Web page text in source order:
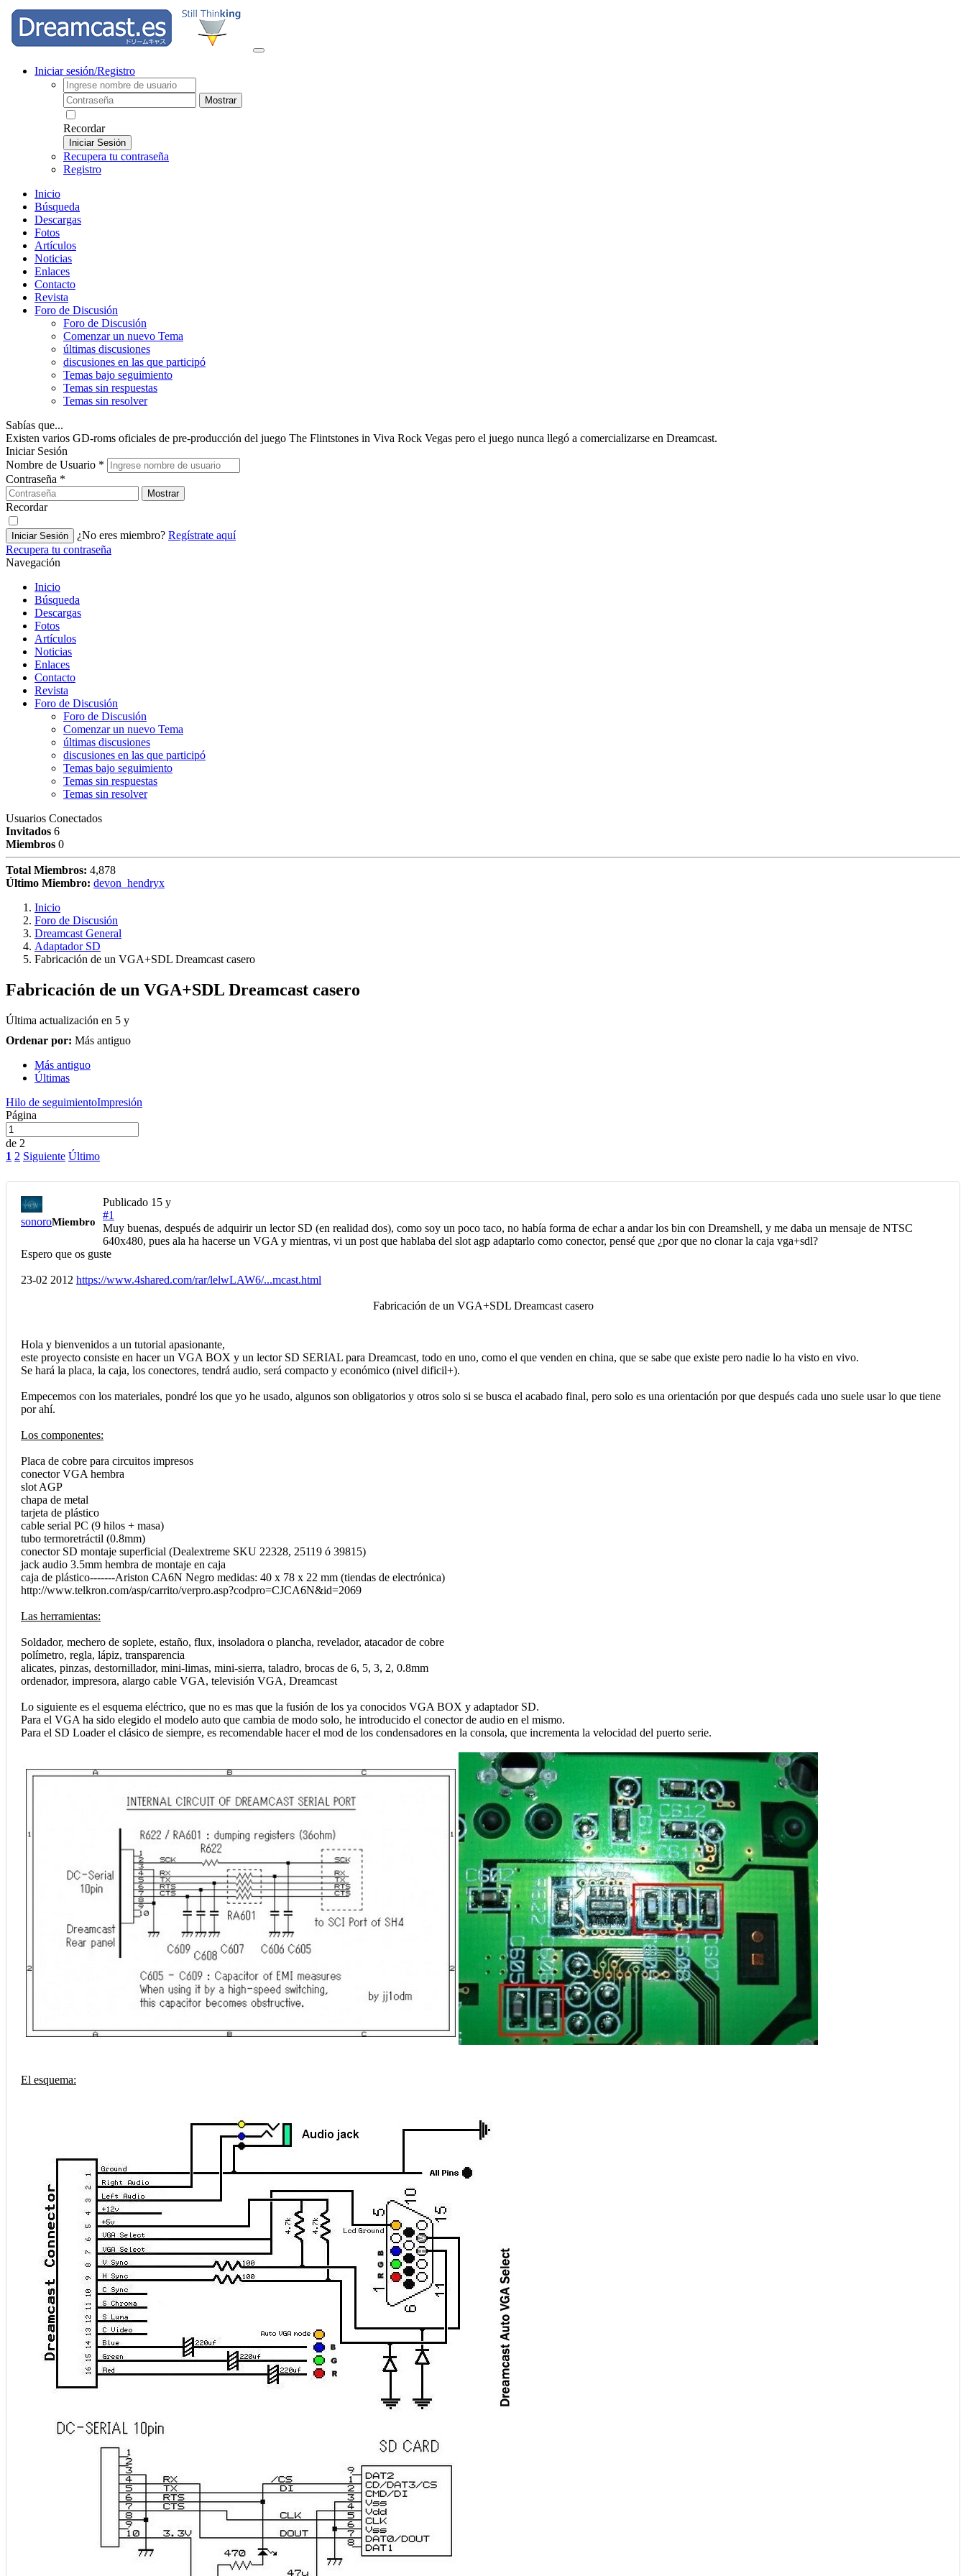
Iniciar sesión/Registro
Mostrar
Recordar
Iniciar Sesión
Recupera tu contraseña
Registro
Inicio
Búsqueda
Descargas
Fotos
Artículos
Noticias
Enlaces
Contacto
Revista
Foro de Discusión
Foro de Discusión
Comenzar un nuevo Tema
últimas discusiones
discusiones en las que participó
Temas bajo seguimiento
Temas sin respuestas
Temas sin resolver
Sabías que...
Existen varios GD-roms oficiales de pre-producción del juego The Flintstones in Viva Rock Vegas pero el juego nunca llegó a comercializarse en Dreamcast.
Iniciar Sesión
Nombre de Usuario *
Contraseña *
Mostrar
Recordar
Iniciar Sesión ¿No eres miembro? Regístrate aquí
Recupera tu contraseña
Navegación
Inicio
Búsqueda
Descargas
Fotos
Artículos
Noticias
Enlaces
Contacto
Revista
Foro de Discusión
Foro de Discusión
Comenzar un nuevo Tema
últimas discusiones
discusiones en las que participó
Temas bajo seguimiento
Temas sin respuestas
Temas sin resolver
Usuarios Conectados
Invitados 6
Miembros 0
Total Miembros: 4,878
Último Miembro: devon_hendryx
Inicio
Foro de Discusión
Dreamcast General
Adaptador SD
Fabricación de un VGA+SDL Dreamcast casero
Fabricación de un VGA+SDL Dreamcast casero
Última actualización en 5 y
Ordenar por: Más antiguo
Más antiguo
Últimas
Hilo de seguimientoImpresión
Página
de 2
1 2 Siguiente Último
sonoroMiembro
Publicado 15 y
#1
Muy buenas, después de adquirir un lector SD (en realidad dos), como soy un poco taco, no había forma de echar a andar los bin con Dreamshell, y me daba un mensaje de NTSC
640x480, pues ala ha hacerse un VGA y mientras, vi un post que hablaba del slot agp adaptarlo como conector, pensé que ¿por que no clonar la caja vga+sdl?
Espero que os guste
23-02 2012 https://www.4shared.com/rar/lelwLAW6/...mcast.html
Fabricación de un VGA+SDL Dreamcast casero
Hola y bienvenidos a un tutorial apasionante,
este proyecto consiste en hacer un VGA BOX y un lector SD SERIAL para Dreamcast, todo en uno, como el que venden en china, que se sabe que existe pero nadie lo ha visto en vivo.
Se hará la placa, la caja, los conectores, tendrá audio, será compacto y económico (nivel dificil+).
Empecemos con los materiales, pondré los que yo he usado, algunos son obligatorios y otros solo si se busca el acabado final, pero solo es una orientación por que después cada uno suele usar lo que tiene
por ahí.
Los componentes:
Placa de cobre para circuitos impresos
conector VGA hembra
slot AGP
chapa de metal
tarjeta de plástico
cable serial PC (9 hilos + masa)
tubo termoretráctil (0.8mm)
conector SD montaje superficial (Dealextreme SKU 22328, 25119 ó 39815)
jack audio 3.5mm hembra de montaje en caja
caja de plástico-------Ariston CA6N Negro medidas: 40 x 78 x 22 mm (tiendas de electrónica)
http://www.telkron.com/asp/carrito/verpro.asp?codpro=CJCA6N&id=2069
Las herramientas:
Soldador, mechero de soplete, estaño, flux, insoladora o plancha, revelador, atacador de cobre
polímetro, regla, lápiz, transparencia
alicates, pinzas, destornillador, mini-limas, mini-sierra, taladro, brocas de 6, 5, 3, 2, 0.8mm
ordenador, impresora, alargo cable VGA, televisión VGA, Dreamcast
Lo siguiente es el esquema eléctrico, que no es mas que la fusión de los ya conocidos VGA BOX y adaptador SD.
Para el VGA ha sido elegido el modelo auto que cambia de modo solo, he introducido el conector de audio en el mismo.
Para el SD Loader el clásico de siempre, es recomendable hacer el mod de los condensadores en la consola, que incrementa la velocidad del puerto serie.
El esquema: